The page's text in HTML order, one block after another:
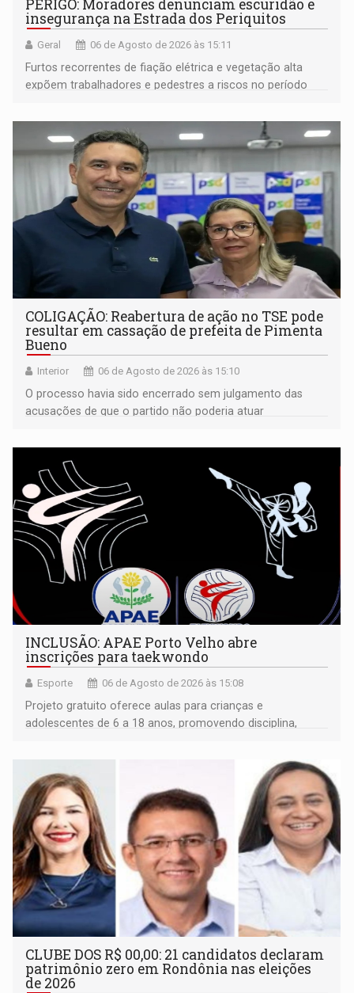
PERIGO: Moradores denunciam escuridão e
insegurança na Estrada dos Periquitos
Geral 06 de Agosto de 2026 às 15:11
Furtos recorrentes de fiação elétrica e vegetação alta
expõem trabalhadores e pedestres a riscos no período
COLIGAÇÃO: Reabertura de ação no TSE pode
resultar em cassação de prefeita de Pimenta
Bueno
Interior 06 de Agosto de 2026 às 15:10
O processo havia sido encerrado sem julgamento das
acusações de que o partido não poderia atuar
INCLUSÃO: APAE Porto Velho abre
inscrições para taekwondo
Esporte 06 de Agosto de 2026 às 15:08
Projeto gratuito oferece aulas para crianças e
adolescentes de 6 a 18 anos, promovendo disciplina,
CLUBE DOS R$ 00,00: 21 candidatos declaram
patrimônio zero em Rondônia nas eleições
de 2026